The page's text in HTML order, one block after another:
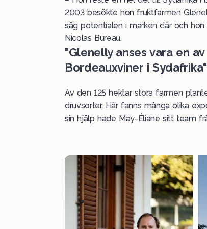
2003 besökte hon fruktfarmen
såg potentialen i marken där och
Nicolas Bureau.
"Glenelly anses vara en
Bordeauxviner i Sydafrika"
Av den 125 hektar stora farmen
druvsorter. Här fanns många olika
sin hjälp hade May-Éliane sitt team